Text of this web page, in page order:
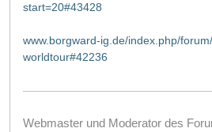
start=20#43428
www.borgward-ig.de/index.php/
worldtour#42236
Webmaster und Moderator des